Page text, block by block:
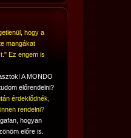
hogy a
mangákat
Ez engem is
A MONDO
előrendelni?
érdeklődnék,
rendelni?
hogyan
előre is.